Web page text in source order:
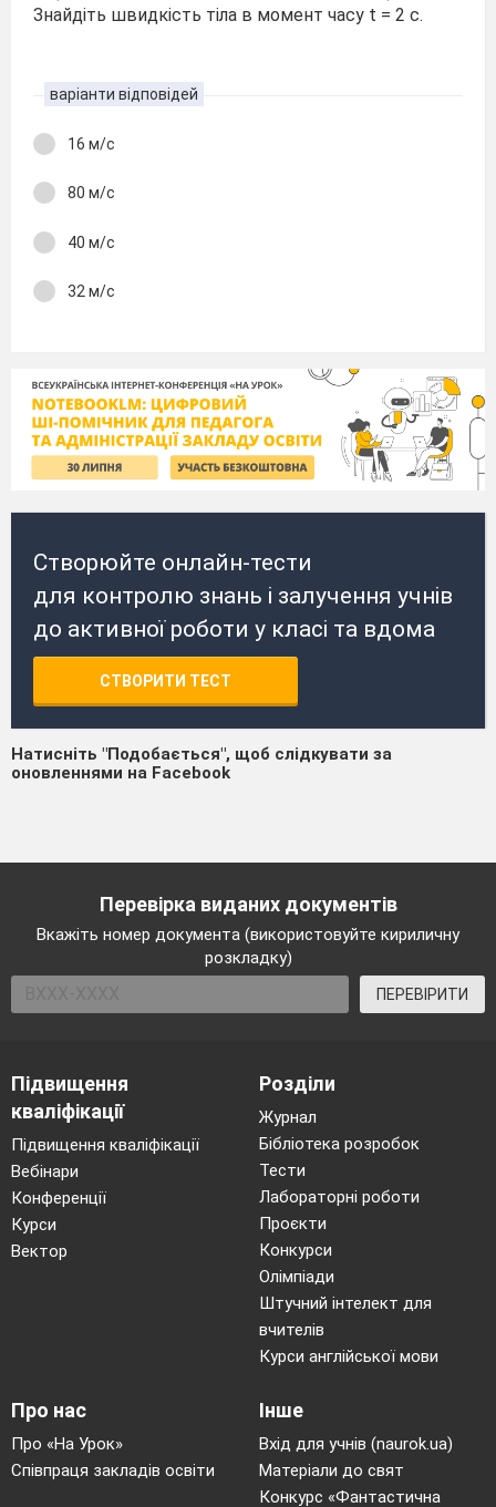
Знайдіть швидкість тіла в момент часу t = 2 с.
варіанти відповідей
16 м/с
80 м/с
40 м/с
32 м/с
Створюйте онлайн-тести
для контролю знань і залучення учнів
до активної роботи у класі та вдома
СТВОРИТИ ТЕСТ
Натисніть "Подобається", щоб слідкувати за
оновленнями на Facebook
Перевірка виданих документів
Вкажіть номер документа (використовуйте кириличну
розкладку)
ПЕРЕВІРИТИ
Підвищення
кваліфікації
Підвищення кваліфікації
Вебінари
Конференції
Курси
Вектор
Розділи
Журнал
Бібліотека розробок
Тести
Лабораторні роботи
Проєкти
Конкурси
Олімпіади
Штучний інтелект для
вчителів
Курси англійської мови
Про нас
Про «На Урок»
Співпраця закладів освіти
Інше
Вхід для учнів (naurok.ua)
Матеріали до свят
Конкурс «Фантастична